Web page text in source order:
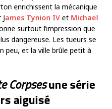
enrichissent la mécanique
ames Tynion IV et Michael
surtout l’impression que
dangereuse. Les tueurs se
peu, et la ville brûle petit à
Corpsesune série
aiguisé